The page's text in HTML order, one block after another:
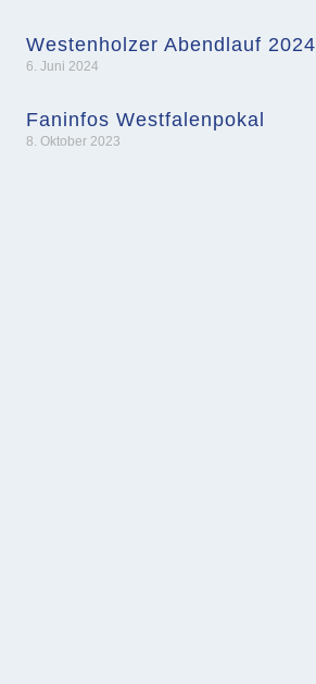
Westenholzer Abendlauf 2024
6. Juni 2024
Faninfos Westfalenpokal
8. Oktober 2023